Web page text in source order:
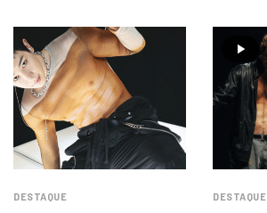
DESTAQUE DESTAQUE